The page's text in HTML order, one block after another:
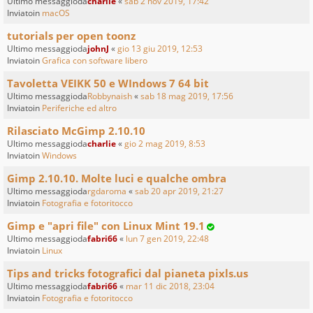
Inviatoin macOS
tutorials per open toonz
Ultimo messaggiodajohnJ «gio 13 giu 2019, 12:53
InviatoinGrafica con software libero
Tavoletta VEIKK 50 e WIndows 7 64 bit
Ultimo messaggiodaRobbynaish«sab 18 mag 2019, 17:56
Inviatoin Periferiche ed altro
Rilasciato McGimp 2.10.10
Ultimo messaggiodacharlie«gio 2 mag 2019, 8:53
InviatoinWindows
Gimp 2.10.10. Molte luci e qualche ombra
Ultimo messaggiodargdaroma «sab 20 apr 2019, 21:27
Inviatoin Fotografia e fotoritocco
Gimp e "apri file" con Linux Mint 19.1
Ultimo messaggiodafabri66« lun 7 gen 2019, 22:48
Inviatoin Linux
Tips and tricks fotografici dal pianeta pixls.us
Ultimo messaggiodafabri66« mar 11 dic 2018, 23:04
Inviatoin Fotografia e fotoritocco